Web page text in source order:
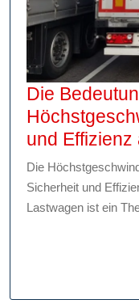
Die
und Effizienz
Die
Sicherheit und
Lastwagen ist ein